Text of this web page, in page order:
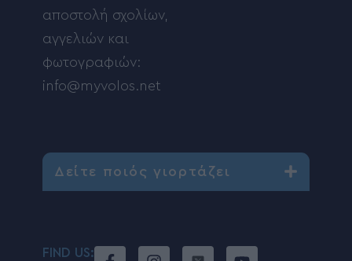
αποστολή σχολίων,
αγγελιών και
φωτογραφιών:
info@myvolos.net
Δείτε ποιός γιορτάζει
FIND US: